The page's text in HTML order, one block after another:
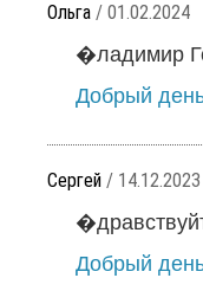
Ольга / 01.02.2024
�ладимир
Добрый
Сергей / 14.12.2023
Добрый